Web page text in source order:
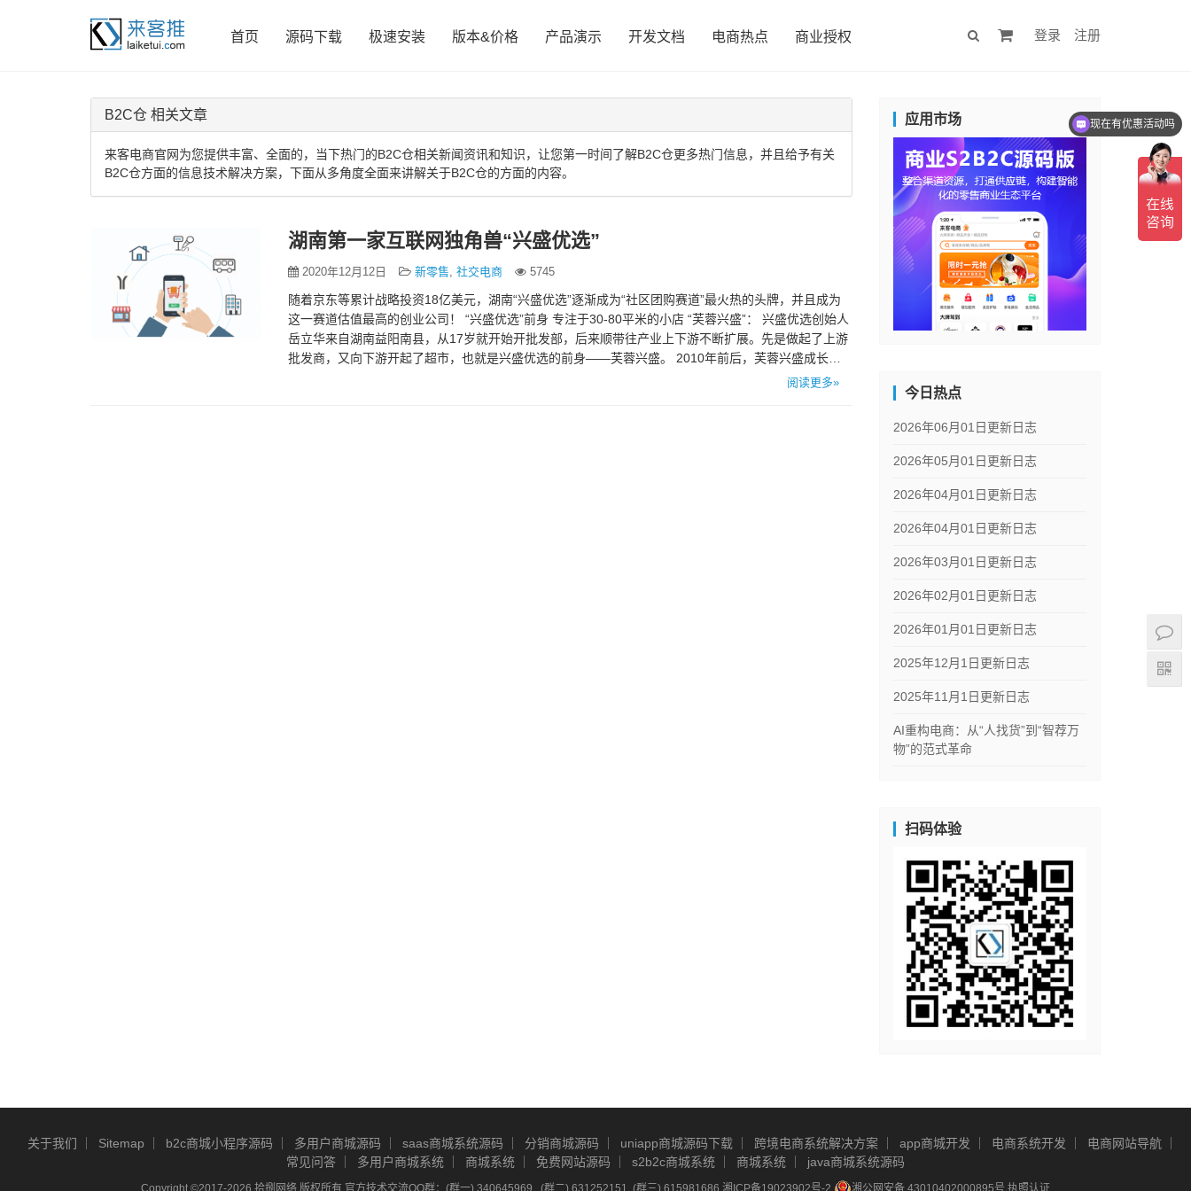
首页 源码下载 极速安装 版本&价格 产品演示 开发文档 电商热点 商业授权 登录 注册
B2C仓 相关文章
来客电商官网为您提供丰富、全面的，当下热门的B2C仓相关新闻资讯和知识，让您第一时间了解B2C仓更多热门信息，并且给予有关
B2C仓方面的信息技术解决方案，下面从多角度全面来讲解关于B2C仓的方面的内容。
湖南第一家互联网独角兽“兴盛优选”
2020年12月12日 新零售, 社交电商 5745
随着京东等累计战略投资18亿美元，湖南“兴盛优选”逐渐成为“社区团购赛道”最火热的头牌，并且成为
这一赛道估值最高的创业公司！ “兴盛优选”前身 专注于30-80平米的小店 “芙蓉兴盛”： 兴盛优选创始人
岳立华来自湖南益阳南县，从17岁就开始开批发部，后来顺带往产业上下游不断扩展。先是做起了上游
批发商，又向下游开起了超市，也就是兴盛优选的前身——芙蓉兴盛。 2010年前后，芙蓉兴盛成长为
阅读更多»
应用市场
今日热点
2026年06月01日更新日志
2026年05月01日更新日志
2026年04月01日更新日志
2026年04月01日更新日志
2026年03月01日更新日志
2026年02月01日更新日志
2026年01月01日更新日志
2025年12月1日更新日志
2025年11月1日更新日志
AI重构电商：从“人找货”到“智荐万
物”的范式革命
扫码体验
关于我们 Sitemap b2c商城小程序源码 多用户商城源码 saas商城系统源码 分销商城源码 uniapp商城源码下载 跨境电商系统解决方案 app商城开发 电商系统开发
电商网站导航
常见问答
多用户商城系统 商城系统 免费网站源码 s2b2c商城系统 商城系统 java商城系统源码
Copyright ©2017-2026 拾捌网络 版权所有 官方技术交流QQ群：(群一) 340645969 , (群二) 631252151, (群三) 615981686 湘ICP备19023902号-2 湘公网安备 43010402000895号 执照认证
现在有优惠活动吗